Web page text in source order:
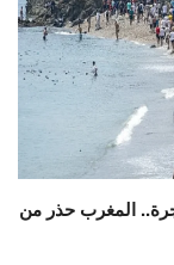
المغرب حذر من